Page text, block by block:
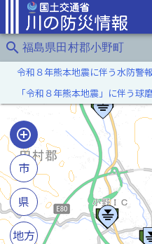
search 福島県田村郡小野町
令和８年熊本地震に伴う水防警
「令和８年熊本地震」に伴う球
市
県
地方